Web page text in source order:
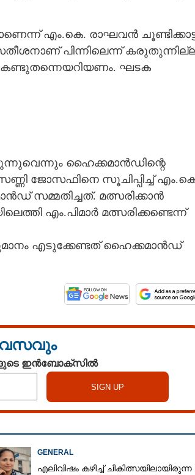
എം.കെ. രാഘവൻ
പിന്നിലെന്ന്
കണ്ടുതന്നെയറിയണം. ഘടക
ഹൈക്കമാൻഡിന്റെ
ജോസഫിനെ സൂചിപ്പിച്ച്
സമ്മതിച്ചത്. മത്സരിക്കാൻ
എം.പിമാർ മത്സരിക്കണ്ടെന്ന്
എടുക്കേണ്ടത് ഹൈക്കമാൻഡ്
ഇൻബോക്സിൽ
GENERAL
എലിവിഷം കഴിച്ച് ചികിത്സയിലായിരുന്ന
Copy Link